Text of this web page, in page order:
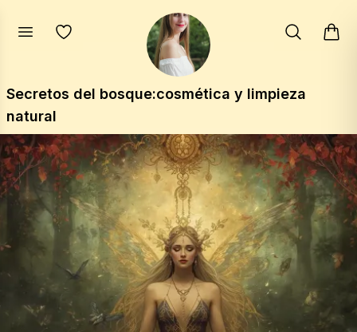
Secretos del bosque:cosmética y limpieza
natural